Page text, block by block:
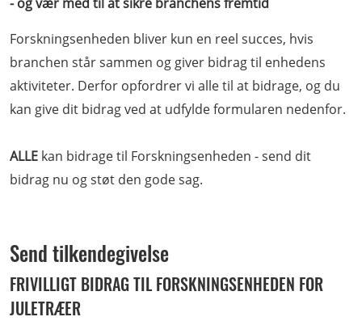
Forskningsenheden bliver kun en reel succes, hvis
branchen står sammen og giver bidrag til enhedens
aktiviteter. Derfor opfordrer vi alle til at bidrage, og du
kan give dit bidrag ved at udfylde formularen nedenfor.
ALLE kan bidrage til Forskningsenheden - send dit
bidrag nu og støt den gode sag.
Send tilkendegivelse
FRIVILLIGT BIDRAG TIL FORSKNINGSENHEDEN FOR
JULETRÆER